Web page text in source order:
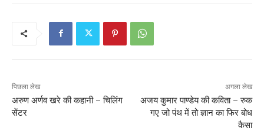
पिछला लेख
अरुण अर्णव खरे की कहानी – चिलिंग
सेंटर
अगला लेख
अजय कुमार पाण्डेय की कविता – रुक
गए जो पंथ में तो ज्ञान का फिर बोध
कैसा